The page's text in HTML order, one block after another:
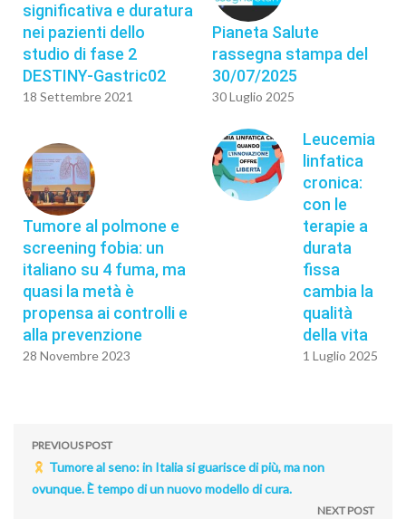
significativa e duratura
nei pazienti dello
studio di fase 2
DESTINY-Gastric02
18 Settembre 2021
Pianeta Salute
rassegna stampa del
30/07/2025
30 Luglio 2025
Tumore al polmone e
screening fobia: un
italiano su 4 fuma, ma
quasi la metà è
propensa ai controlli e
alla prevenzione
28 Novembre 2023
Leucemia
linfatica
cronica:
con le
terapie a
durata
fissa
cambia la
qualità
della vita
1 Luglio 2025
PREVIOUS POST
Tumore al seno: in Italia si guarisce di più, ma non
ovunque. È tempo di un nuovo modello di cura.
NEXT POST